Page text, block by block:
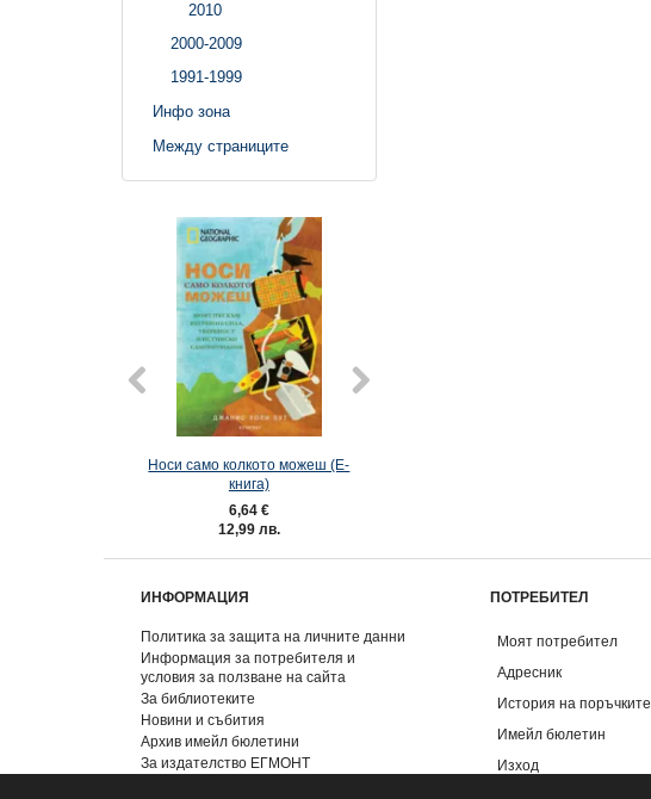
2010
2000-2009
1991-1999
Инфо зона
Между страниците
Носи само колкото можеш (Е-
книга)
6,64 €
12,99 лв.
ИНФОРМАЦИЯ
Политика за защита на личните данни
Информация за потребителя и
условия за ползване на сайта
За библиотеките
Новини и събития
Архив имейл бюлетини
За издателство ЕГМОНТ
ПОТРЕБИТЕЛ
Моят потребител
Адресник
История на поръчките
Имейл бюлетин
Изход